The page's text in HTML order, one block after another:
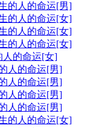
的人的命运[男]
的人的命运[女]
的人的命运[女]
的人的命运[女]
人的命运[女]
人的命运[男]
人的命运[男]
人的命运[男]
人的命运[男]
的人的命运[女]